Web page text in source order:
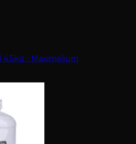
4.5kg - Maximalium